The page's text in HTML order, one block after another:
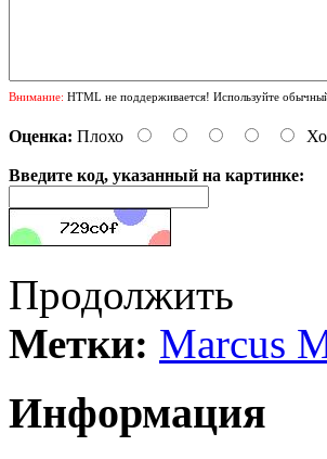
Внимание: HTML не поддерживается! Используйте обычный
Оценка: Плохо
Введите код, указанный на картинке:
Продолжить
Метки: Marcus
Информация